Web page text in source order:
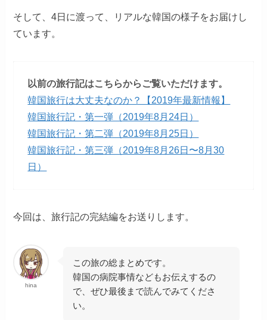
そして、4日に渡って、リアルな韓国の様子をお届けし
ています。
以前の旅行記はこちらからご覧いただけます。
韓国旅行は大丈夫なのか？【2019年最新情報】
韓国旅行記・第一弾（2019年8月24日）
韓国旅行記・第二弾（2019年8月25日）
韓国旅行記・第三弾（2019年8月26日〜8月30
日）
今回は、旅行記の完結編をお送りします。
hina
この旅の総まとめです。
韓国の病院事情などもお伝えするの
で、ぜひ最後まで読んでみてくださ
い。